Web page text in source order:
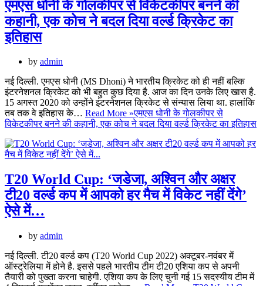
एमएस धोनी के गोलकीपर से विकेटकीपर बनने की
कहानी, एक कोच ने बदल दिया वर्ल्ड क्रिकेट का
इतिहास
by admin
नई दिल्ली. एमएस धोनी (MS Dhoni) ने भारतीय क्रिकेट को ही नहीं बल्कि
इंटरनेशनल क्रिकेट को भी बहुत कुछ दिया है. आज का दिन उनके लिए खास है.
15 अगस्त 2020 को उन्होंने इंटरनेशनल क्रिकेट से संन्यास लिया था. हालांकि
तब तक वे इतिहास के… Read More »एमएस धोनी के गोलकीपर से
विकेटकीपर बनने की कहानी, एक कोच ने बदल दिया वर्ल्ड क्रिकेट का इतिहास
T20 World Cup: ‘जडेजा, अश्विन और अक्षर
टी20 वर्ल्ड कप में आपको हर मैच में विकेट नहीं देंगे’
ऐसे में…
by admin
नई दिल्ली. टी20 वर्ल्ड कप (T20 World Cup 2022) अक्टूबर-नवंबर में
ऑस्ट्रेलिया में होने है. इससे पहले भारतीय टीम टी20 एशिया कप से अपनी
तैयारी को पुख्ता करना चाहेगी. एशिया कप के लिए चुनी गई 15 सदस्यीय टीम में